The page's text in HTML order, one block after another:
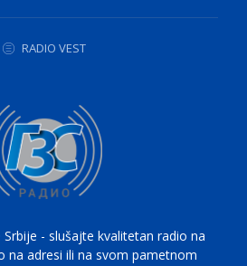
RADIO VEST
Srbije - slušajte kvalitetan radio na
na adresi ili na svom pametnom